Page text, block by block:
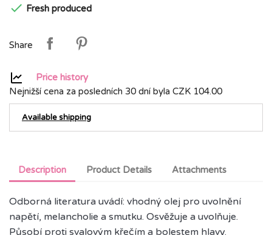
 Fresh produced
Share
Price history
Nejnižší cena za posledních 30 dní byla CZK 104.00
Available shipping
Description Product Details Attachments
Odborná literatura uvádí: vhodný olej pro uvolnění
napětí, melancholie a smutku. Osvěžuje a uvolňuje.
Působí proti svalovým křečím a bolestem hlavy.